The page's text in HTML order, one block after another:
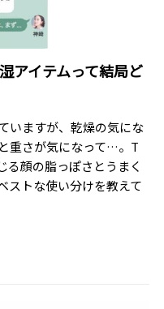
アイテムって結局ど
いますが、乾燥の気にな
重さが気になって…。T
る顔の脂っぽさとうまく
ストな使い分けを教えて